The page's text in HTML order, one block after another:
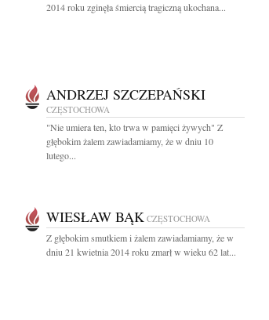
2014 roku zginęła śmiercią tragiczną ukochana...
ANDRZEJ SZCZEPAŃSKI
CZĘSTOCHOWA
"Nie umiera ten, kto trwa w pamięci żywych" Z
głębokim żalem zawiadamiamy, że w dniu 10
lutego...
WIESŁAW BĄK CZĘSTOCHOWA
Z głębokim smutkiem i żalem zawiadamiamy, że w
dniu 21 kwietnia 2014 roku zmarł w wieku 62 lat...